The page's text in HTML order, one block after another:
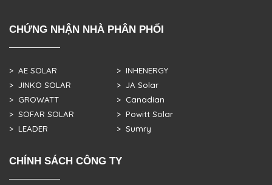
CHỨNG NHẬN NHÀ PHÂN PHỐI
> AE SOLAR
> JINKO SOLAR
> GROWATT
> SOFAR SOLAR
> LEADER
> INHENERGY
> JA Solar
> Canadian
> Powitt Solar
> Sumry
CHÍNH SÁCH CÔNG TY